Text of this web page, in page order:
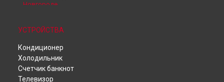
Новгороде
Новосибирске
Челябинске
Ремонт холодильника R-W720FPUC1XGBK Hitachi в
Екатеринбурге
Ремонт холодильника R-W720FPUC1XGBK Hitachi в
УСТРОЙСТВА
Кондиционер
Холодильник
Счетчик банкнот
Телевизор